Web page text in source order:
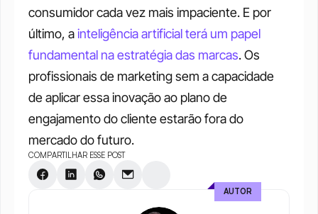
consumidor cada vez mais impaciente. E por
último, a inteligência artificial terá um papel
fundamental na estratégia das marcas. Os
profissionais de marketing sem a capacidade
de aplicar essa inovação ao plano de
engajamento do cliente estarão fora do
mercado do futuro.
COMPARTILHAR ESSE POST
AUTOR